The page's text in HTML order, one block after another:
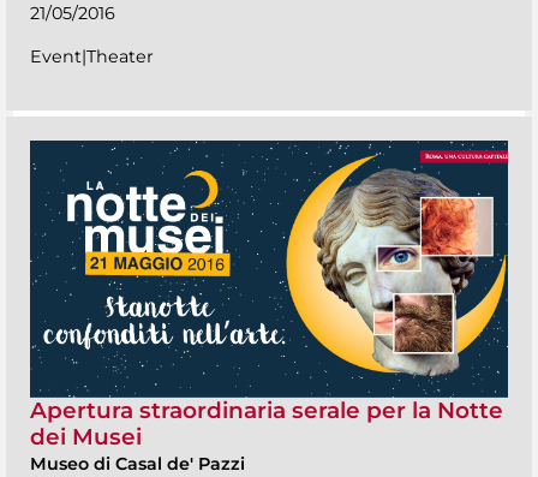
21/05/2016
Event|Theater
Apertura straordinaria serale per la Notte
dei Musei
Museo di Casal de' Pazzi